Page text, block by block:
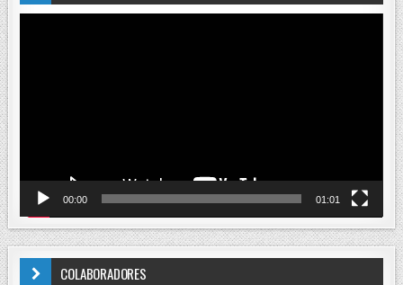
00:00 01:01
COLABORADORES